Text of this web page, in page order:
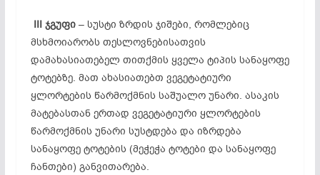
III ჯგუფი– სუსტი ზრდის ჯიშები, რომლებიც
მსხმოიარობს თესლოვნებისათვის
დამახასიათებელ თითქმის ყველა ტიპის სანაყოფე
ტოტებზე. მათ ახასიათებთ ვეგეტატიური
ყლორტების წარმოქმნის საშუალო უნარი. ასაკის
მატებასთან ერთად ვეგეტატიური ყლორტების
წარმოქმნის უნარი სუსტდება და იზრდება
სანაყოფე ტოტების (მეჭეჭა ტოტები და სანაყოფე
ჩანთები) განვითარება.